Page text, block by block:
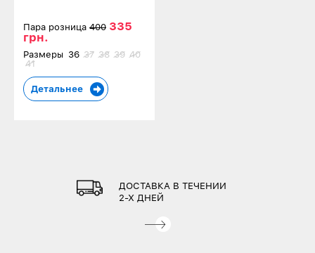
Пара розница 400 335
грн.
Размеры 36 37 38 39 40
41
Детальнее
ДОСТАВКА В ТЕЧЕНИИ
2-Х ДНЕЙ